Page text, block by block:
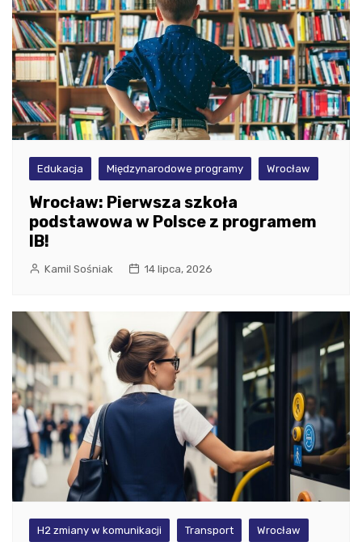
Edukacja Międzynarodowe programy Wrocław
Wrocław: Pierwsza szkoła
podstawowa w Polsce z programem
IB!
Kamil Sośniak 14 lipca, 2026
H2 zmiany w komunikacji Transport Wrocław